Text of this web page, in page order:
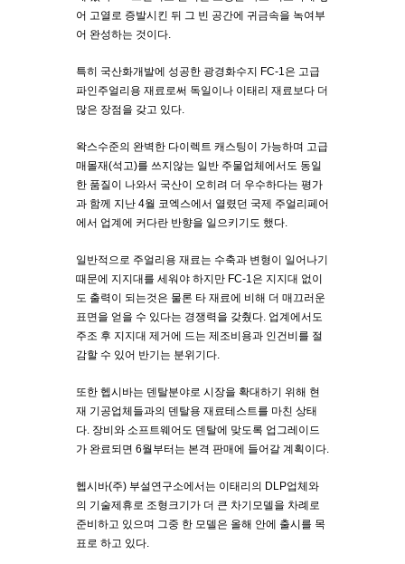
어 고열로 증발시킨 뒤 그 빈 공간에 귀금속을 녹여부
어 완성하는 것이다.
특히 국산화개발에 성공한 광경화수지 FC-1은 고급
파인주얼리용 재료로써 독일이나 이태리 재료보다 더
많은 장점을 갖고 있다.
왁스수준의 완벽한 다이렉트 캐스팅이 가능하며 고급
매몰재(석고)를 쓰지않는 일반 주물업체에서도 동일
한 품질이 나와서 국산이 오히려 더 우수하다는 평가
과 함께 지난 4월 코엑스에서 열렸던 국제 주얼리페어
에서 업계에 커다란 반향을 일으키기도 했다.
일반적으로 주얼리용 재료는 수축과 변형이 일어나기
때문에 지지대를 세워야 하지만 FC-1은 지지대 없이
도 출력이 되는것은 물론 타 재료에 비해 더 매끄러운
표면을 얻을 수 있다는 경쟁력을 갖췄다. 업계에서도
주조 후 지지대 제거에 드는 제조비용과 인건비를 절
감할 수 있어 반기는 분위기다.
또한 헵시바는 덴탈분야로 시장을 확대하기 위해 현
재 기공업체들과의 덴탈용 재료테스트를 마친 상태
다. 장비와 소프트웨어도 덴탈에 맞도록 업그레이드
가 완료되면 6월부터는 본격 판매에 들어갈 계획이다.
헵시바(주) 부설연구소에서는 이태리의 DLP업체와
의 기술제휴로 조형크기가 더 큰 차기모델을 차례로
준비하고 있으며 그중 한 모델은 올해 안에 출시를 목
표로 하고 있다.